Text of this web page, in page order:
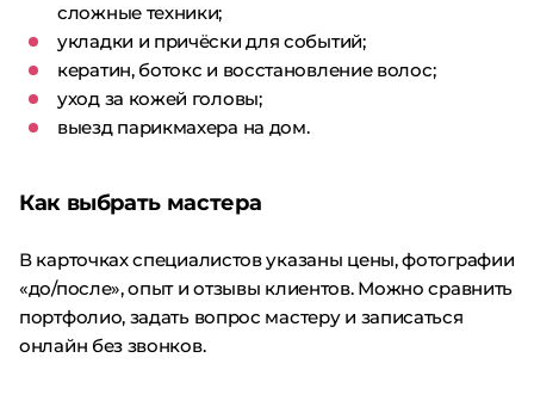
сложные техники;
укладки и причёски для событий;
кератин, ботокс и восстановление волос;
уход за кожей головы;
выезд парикмахера на дом.
Как выбрать мастера
В карточках специалистов указаны цены, фотографии
«до/после», опыт и отзывы клиентов. Можно сравнить
портфолио, задать вопрос мастеру и записаться
онлайн без звонков.